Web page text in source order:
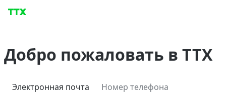
Добро пожаловать в TTX
Электронная почта Номер телефона